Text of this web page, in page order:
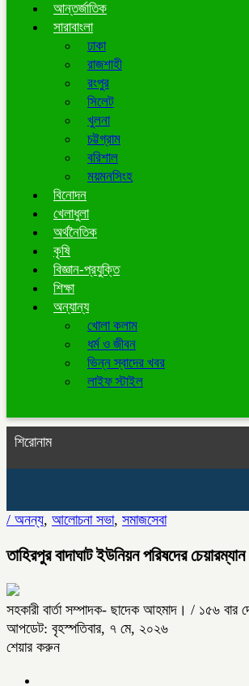
আন্তর্জাতিক
সারাবাংলা
ঢাকা
রাজশাহী
রংপুর
সিলেট
খুলনা
চট্টগ্রাম
বরিশাল
ময়মনসিংহ
বিনোদন
খেলাধুলা
অর্থনৈতিক
কৃষি
বিজ্ঞান-প্রযুক্তি
শিক্ষা
অন্যান্য
খোলা কলাম
ধর্ম ও জীবন
ভিন্ন স্বাদের খবর
লাইফ স্টাইল
শিরোনাম
/ অনন্য, আলোচনা সভা, সমাজসেবা
তাহিরপুর বাদাঘাট ইউনিয়ন পরিষদের
সহকারী বার্তা সম্পাদক- ছাদেক আহমাদ। / ১৫৬ বার
আপডেট: বৃহস্পতিবার, ৭ মে, ২০২৬
শেয়ার করুন